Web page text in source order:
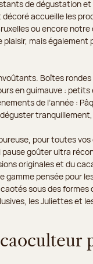
de dégustation
accueille les
ou encore
mais
Boîtes
en guimauve :
de l’année :
pour toutes
goûter ultra
originales et du
gamme pensée pour
sous des
les Juliettes et